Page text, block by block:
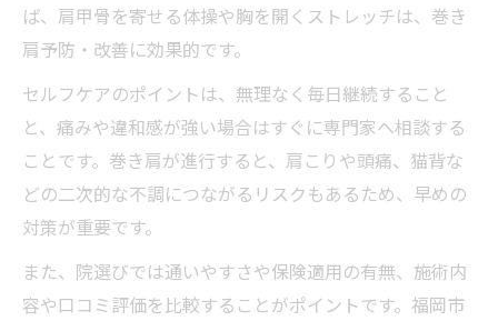
ば、肩甲骨を寄せる体操や胸を開くストレッチは、巻き
肩予防・改善に効果的です。
セルフケアのポイントは、無理なく毎日継続すること
と、痛みや違和感が強い場合はすぐに専門家へ相談する
ことです。巻き肩が進行すると、肩こりや頭痛、猫背な
どの二次的な不調につながるリスクもあるため、早めの
対策が重要です。
また、院選びでは通いやすさや保険適用の有無、施術内
容や口コミ評価を比較することがポイントです。福岡市